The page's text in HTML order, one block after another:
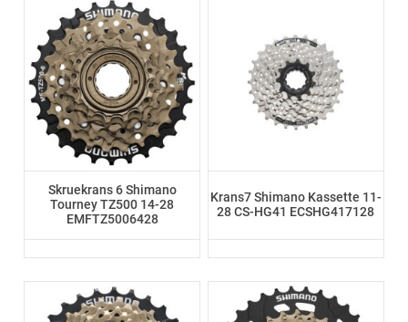
Skruekrans 6 Shimano
Tourney TZ500 14-28
EMFTZ5006428
Krans7 Shimano Kassette 11-
28 CS-HG41 ECSHG417128